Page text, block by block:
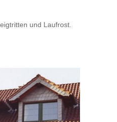
und Laufrost.